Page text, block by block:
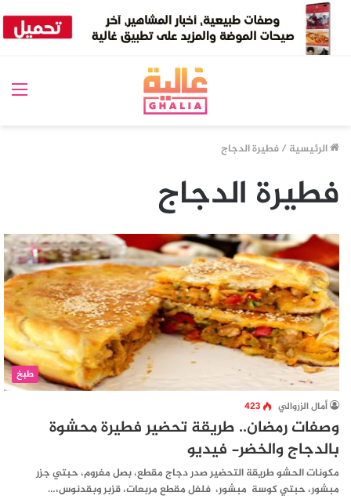
الرئيسية /فطيرة الدجاج
فطيرة الدجاج
طبخ
أمال الزروالي 423
وصفات رمضان.. طريقة تحضير فطيرة محشوة
بالدجاج والخضر- فيديو
مكونات الحشو طريقة التحضير صدر دجاج مقطع، بصل مفروم، حبتي جزر
مبشور، حبتي كوسة مبشور، فلفل مقطع مربعات، قزبر وبقدنوس،…